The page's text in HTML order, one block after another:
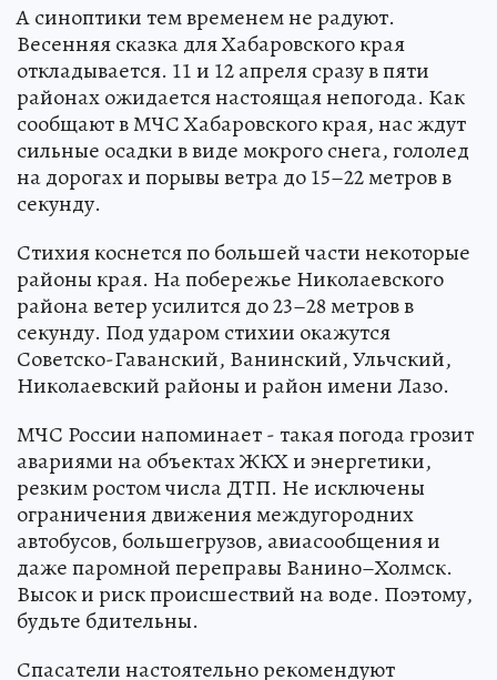
А синоптики тем временем не радуют.
Весенняя сказка для Хабаровского края
откладывается. 11 и 12 апреля сразу в пяти
районах ожидается настоящая непогода. Как
сообщают в МЧС Хабаровского края, нас ждут
сильные осадки в виде мокрого снега, гололед
на дорогах и порывы ветра до 15–22 метров в
секунду.
Стихия коснется по большей части некоторые
районы края. На побережье Николаевского
района ветер усилится до 23–28 метров в
секунду. Под ударом стихии окажутся
Советско-Гаванский, Ванинский, Ульчский,
Николаевский районы и район имени Лазо.
МЧС России напоминает - такая погода грозит
авариями на объектах ЖКХ и энергетики,
резким ростом числа ДТП. Не исключены
ограничения движения междугородних
автобусов, большегрузов, авиасообщения и
даже паромной переправы Ванино–Холмск.
Высок и риск происшествий на воде. Поэтому,
будьте бдительны.
Спасатели настоятельно рекомендуют